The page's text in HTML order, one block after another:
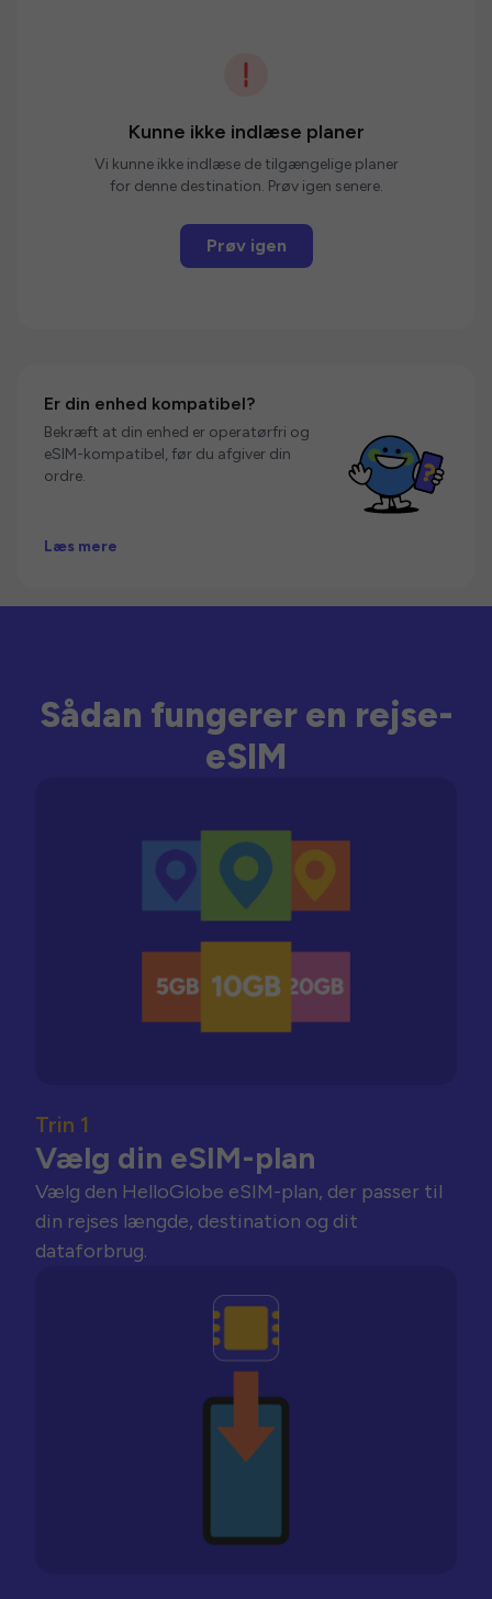
Kunne ikke indlæse planer
Vi kunne ikke indlæse de tilgængelige planer
for denne destination. Prøv igen senere.
Prøv igen
Er din enhed kompatibel?
Bekræft at din enhed er operatørfri og
eSIM-kompatibel, før du afgiver din
ordre.
Læs mere
Sådan fungerer en rejse-
eSIM
Trin 1
Vælg din eSIM-plan
Vælg den HelloGlobe eSIM-plan, der passer til
din rejses længde, destination og dit
dataforbrug.